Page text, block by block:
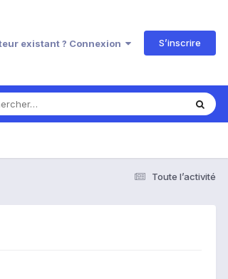
existant ? Connexion S’inscrire
Toute l’activité